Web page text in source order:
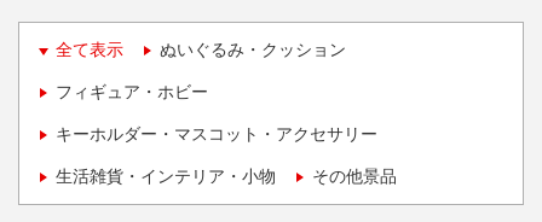
全て表示 ぬいぐるみ・クッション
フィギュア・ホビー
キーホルダー・マスコット・アクセサリー
生活雑貨・インテリア・小物 その他景品